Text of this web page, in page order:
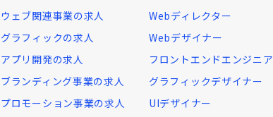
ウェブ関連事業の求人
グラフィックの求人
アプリ開発の求人
ブランディング事業の求人
プロモーション事業の求人
Webディレクター
Webデザイナー
フロントエンドエンジニア
グラフィックデザイナー
UIデザイナー